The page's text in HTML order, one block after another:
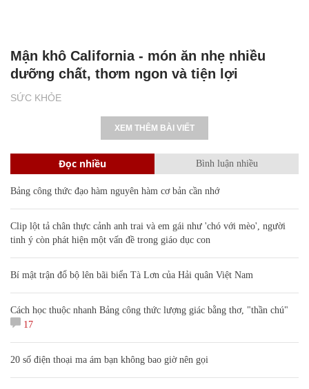
SỨC KHỎE
Mận khô California - món ăn nhẹ nhiều
dưỡng chất, thơm ngon và tiện lợi
XEM THÊM BÀI VIẾT
Đọc nhiều Bình luận nhiều
Bảng công thức đạo hàm nguyên hàm cơ bản cần nhớ
Clip lột tả chân thực cảnh anh trai và em gái như 'chó với mèo', người
tinh ý còn phát hiện một vấn đề trong giáo dục con
Bí mật trận đổ bộ lên bãi biển Tà Lơn của Hải quân Việt Nam
Cách học thuộc nhanh Bảng công thức lượng giác bằng thơ, "thần chú"
17
20 số điện thoại ma ám bạn không bao giờ nên gọi